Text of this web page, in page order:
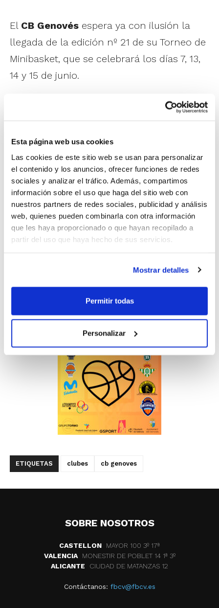
Esta página web usa cookies
Las cookies de este sitio web se usan para personalizar
el contenido y los anuncios, ofrecer funciones de redes
sociales y analizar el tráfico. Además, compartimos
información sobre el uso que haga del sitio web con
nuestros partners de redes sociales, publicidad y análisis
web, quienes pueden combinarla con otra información
que les haya proporcionado o que hayan recopilado a
partir del uso que haya hecho de sus servicios.
Mostrar detalles
Permitir todas
Personalizar
El CB Genovés espera ya con ilusión la
llegada de la edición nº 21 de su Torneo de
Minibasket, que se celebrará los días 7, 13,
14 y 15 de junio.
El evento se abrirá en categoría femenina
Valencia BC, CB Ontinyent y CB Genovés. Y
el fin de semana siguiente será el turno de
la categoría masculina con Valencia BC,
Joventut de Badalona, CB Jairis,
Estudiantes, Real Betis Baloncesto, CB
Ontinyent y el propio CB Genovés.
ETIQUETAS clubes cb genoves
SOBRE NOSOTROS
CASTELLON
MAYOR 100 3º 17ª
VALENCIA
MONESTIR DE POBLET 14 1ª 3º
ALICANTE
CIUDAD DE MATANZAS 12
Contáctanos: fbcv@fbcv.es